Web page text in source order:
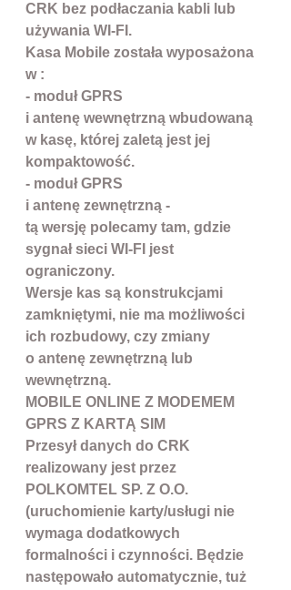
CRK bez podłaczania kabli lub
używania WI-FI.
Kasa Mobile została wyposażona
w :
- moduł GPRS
i antenę wewnętrzną wbudowaną
w kasę, której zaletą jest jej
kompaktowość.
- moduł GPRS
i antenę zewnętrzną -
tą wersję polecamy tam, gdzie
sygnał sieci WI-FI jest
ograniczony.
Wersje kas są konstrukcjami
zamkniętymi, nie ma możliwości
ich rozbudowy, czy zmiany
o antenę zewnętrzną lub
wewnętrzną.
MOBILE ONLINE Z MODEMEM
GPRS Z KARTĄ SIM
Przesył danych do CRK
realizowany jest przez
POLKOMTEL SP. Z O.O.
(uruchomienie karty/usługi nie
wymaga dodatkowych
formalności i czynności. Będzie
następowało automatycznie, tuż